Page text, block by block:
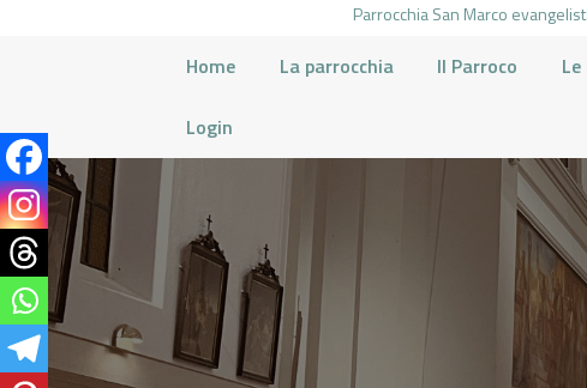
Parrocchia San Marco
Home La parrocchia Il Parroco
Login